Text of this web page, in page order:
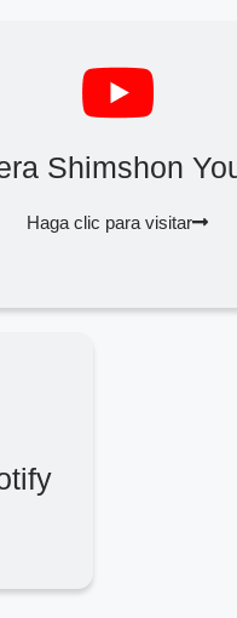
Shimshon
Haga clic para visitar